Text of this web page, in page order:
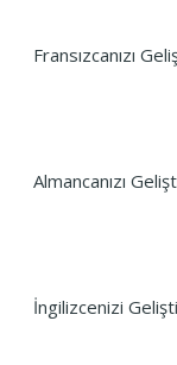
Fransızcanızı
Almancanızı
İngilizcenizi